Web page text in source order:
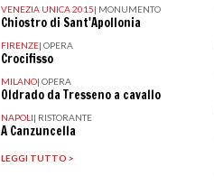
VENEZIA UNICA 2015| MONUMENTO
Chiostro di Sant'Apollonia
FIRENZE| OPERA
Crocifisso
MILANO| OPERA
Oldrado da Tresseno a cavallo
NAPOLI| RISTORANTE
A Canzuncella
LEGGI TUTTO >